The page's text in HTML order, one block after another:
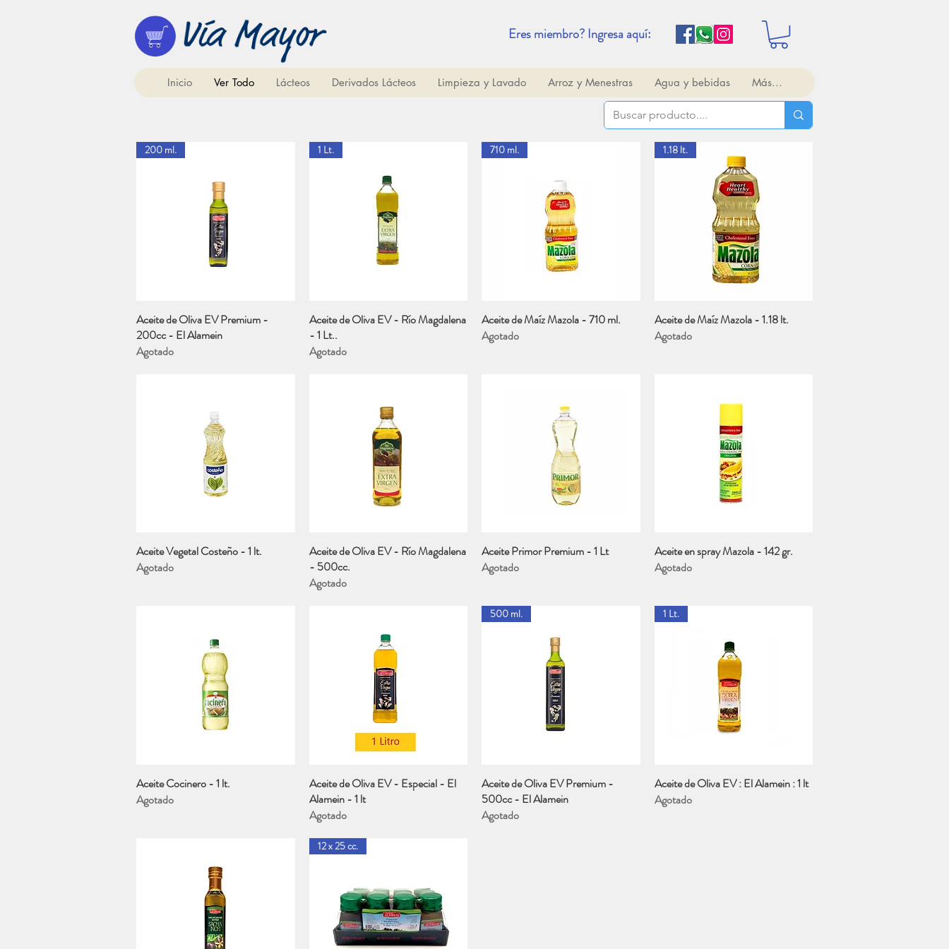
Eres miembro? Ingresa aquí:
Inicio Ver Todo Lácteos Derivados Lácteos Limpieza y Lavado Arroz y Menestras Agua y bebidas Más...
Vista rápida
200 ml.
Aceite de Oliva EV Premium -
200cc - El Alamein
Agotado
Vista rápida
1 Lt.
Aceite de Oliva EV - Río Magdalena
- 1 Lt..
Agotado
Vista rápida
710 ml.
Aceite de Maíz Mazola - 710 ml.
Agotado
Vista rápida
1.18 lt.
Aceite de Maíz Mazola - 1.18 lt.
Agotado
Vista rápida
Aceite Vegetal Costeño - 1 lt.
Agotado
Vista rápida
Aceite de Oliva EV - Río Magdalena
- 500cc.
Agotado
Vista rápida
Aceite Primor Premium - 1 Lt
Agotado
Vista rápida
Aceite en spray Mazola - 142 gr.
Agotado
Vista rápida
Aceite Cocinero - 1 lt.
Agotado
Vista rápida
Aceite de Oliva EV - Especial - El
Alamein - 1 lt
Agotado
Vista rápida
500 ml.
Aceite de Oliva EV Premium -
500cc - El Alamein
Agotado
Vista rápida
1 Lt.
Aceite de Oliva EV : El Alamein : 1 lt
Agotado
12 x 25 cc.